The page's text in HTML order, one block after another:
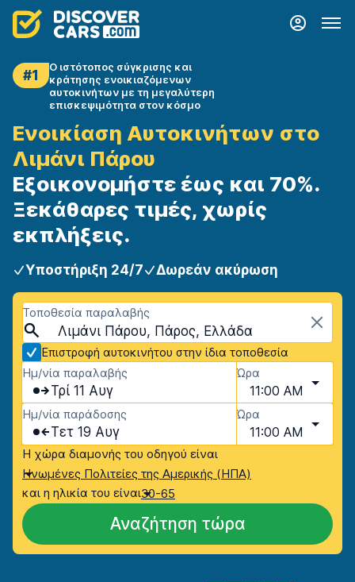
#1
Ο ιστότοπος σύγκρισης και
κράτησης ενοικιαζόμενων
αυτοκινήτων με τη μεγαλύτερη
επισκεψιμότητα στον κόσμο
Ενοικίαση Αυτοκινήτων στο
Λιμάνι Πάρου
Εξοικονομήστε έως και 70%.
Ξεκάθαρες τιμές, χωρίς
εκπλήξεις.
Υποστήριξη 24/7 Δωρεάν ακύρωση
Τοποθεσία παραλαβής
Λιμάνι Πάρου, Πάρος, Ελλάδα
Επιστροφή αυτοκινήτου στην ίδια τοποθεσία
Ημ/νία παραλαβής
Τρί 11 Αυγ
Ώρα
11:00 AM
Ημ/νία παράδοσης
Τετ 19 Αυγ
Ώρα
11:00 AM
Η χώρα διαμονής του οδηγού είναι
Ηνωμένες Πολιτείες της Αμερικής (ΗΠΑ)
και η ηλικία του είναι30-65
Αναζήτηση τώρα